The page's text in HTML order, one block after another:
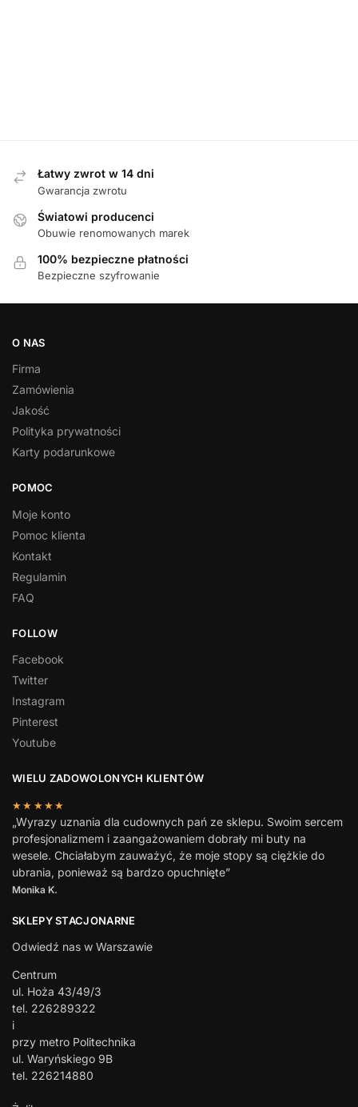
Łatwy zwrot w 14 dni
Gwarancja zwrotu
Światowi producenci
Obuwie renomowanych marek
100% bezpieczne płatności
Bezpieczne szyfrowanie
O NAS
Firma
Zamówienia
Jakość
Polityka prywatności
Karty podarunkowe
POMOC
Moje konto
Pomoc klienta
Kontakt
Regulamin
FAQ
FOLLOW
Facebook
Twitter
Instagram
Pinterest
Youtube
WIELU ZADOWOLONYCH KLIENTÓW
★★★★★
„Wyrazy uznania dla cudownych pań ze sklepu. Swoim sercem
profesjonalizmem i zaangażowaniem dobrały mi buty na
wesele. Chciałabym zauważyć, że moje stopy są ciężkie do
ubrania, ponieważ są bardzo opuchnięte”
Monika K.
SKLEPY STACJONARNE
Odwiedź nas w Warszawie
Centrum
ul. Hoża 43/49/3
tel. 226289322
i
przy metro Politechnika
ul. Waryńskiego 9B
tel. 226214880